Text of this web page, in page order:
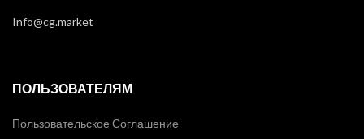
Info@cg.market
ПОЛЬЗОВАТЕЛЯМ
Пользовательское Соглашение